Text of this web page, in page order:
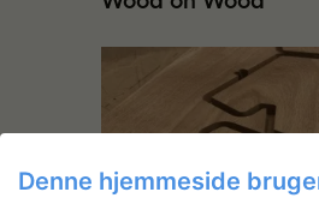
Denne hjemmeside